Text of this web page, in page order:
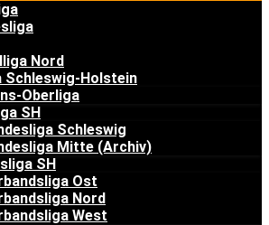
Nord
Schleswig-Holstein
Oberliga
SH
Schleswig
Mitte (Archiv)
SH
Ost
Nord
West